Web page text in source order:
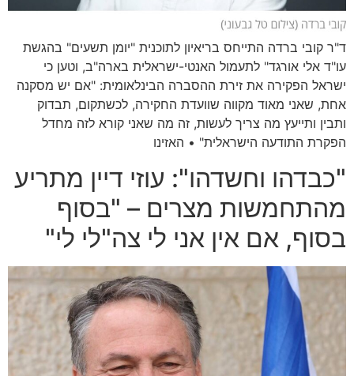
ד"ר קובי ברדה התייחס בריאיון לתוכנית "יומן תשעים" בהגשת
עו"ד אלי אורגד" לתעמול האנטי-ישראלית בארה"ב, וטען כי
ישראל הפקירה את זירת ההסברה הבינלאומית: "אם יש מסקנה
אחת, שאני מאוד מקווה שוועדת החקירה, לכשתקום, תבדוק
ותבין ותייעץ מה צריך לעשות, זה מה שאני קורא לזה מחדל
הפקרת התודעה הישראלית" • האזינו
"כבדהו וחשדהו": עוזי דיין מתריע
מהתחמשות מצרים – "בסוף
בסוף, אם אין אני לי צה"לי לי"